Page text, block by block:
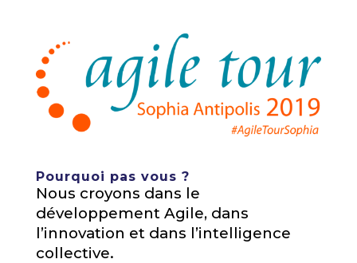
Pourquoi pas vous ?
Nous croyons dans le
développement Agile, dans
l’innovation et dans l’intelligence
collective.